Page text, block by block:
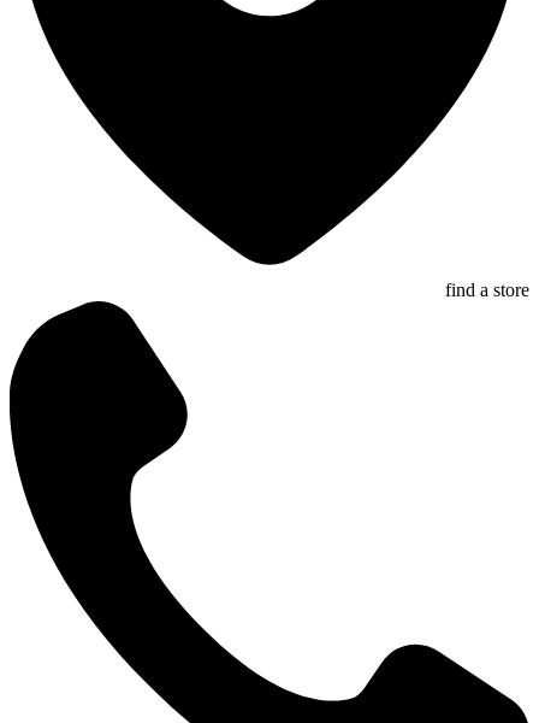
find a store